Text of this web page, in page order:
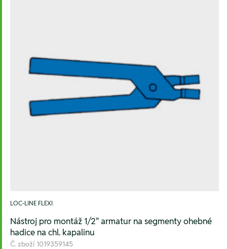
LOC-LINE FLEXI
Nástroj pro montáž 1/2" armatur na segmenty ohebné
hadice na chl. kapalinu
Č. zboží 1019359145